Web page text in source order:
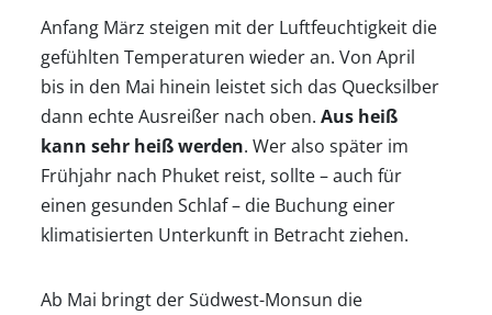
Anfang März steigen mit der Luftfeuchtigkeit die
gefühlten Temperaturen wieder an. Von April
bis in den Mai hinein leistet sich das Quecksilber
dann echte Ausreißer nach oben. Aus heiß
kann sehr heiß werden. Wer also später im
Frühjahr nach Phuket reist, sollte – auch für
einen gesunden Schlaf – die Buchung einer
klimatisierten Unterkunft in Betracht ziehen.
Ab Mai bringt der Südwest-Monsun die